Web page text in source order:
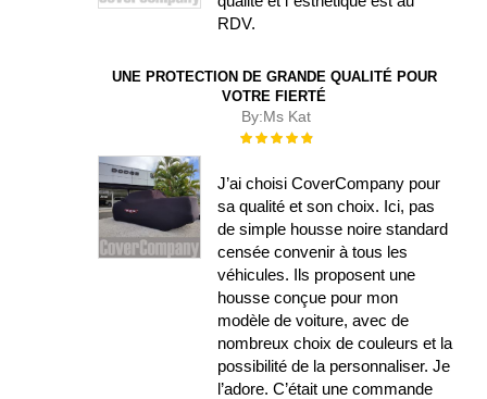
RDV.
UNE PROTECTION DE GRANDE QUALITÉ POUR
VOTRE FIERTÉ
By:Ms Kat
Évaluation :
J’ai choisi CoverCompany pour
sa qualité et son choix. Ici, pas
de simple housse noire standard
censée convenir à tous les
véhicules. Ils proposent une
housse conçue pour mon
modèle de voiture, avec de
nombreux choix de couleurs et la
possibilité de la personnaliser. Je
l’adore. C’était une commande